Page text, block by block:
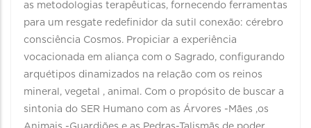
as metodologias terapêuticas, fornecendo ferramentas
para um resgate redefinidor da sutil conexão: cérebro
consciência Cosmos. Propiciar a experiência
vocacionada em aliança com o Sagrado, configurando
arquétipos dinamizados na relação com os reinos
mineral, vegetal , animal. Com o propósito de buscar a
sintonia do SER Humano com as Árvores -Mães ,os